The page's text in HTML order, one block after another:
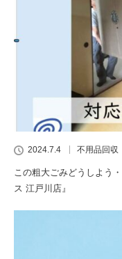
2024.7.4 不用品回収
この粗大ごみどうしよう
ス 江戸川店』